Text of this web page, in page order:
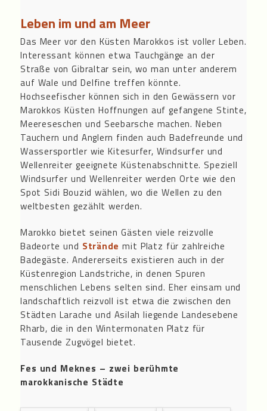
Leben im und am Meer
Das Meer vor den Küsten Marokkos ist voller Leben.
Interessant können etwa Tauchgänge an der
Straße von Gibraltar sein, wo man unter anderem
auf Wale und Delfine treffen könnte.
Hochseefischer können sich in den Gewässern vor
Marokkos Küsten Hoffnungen auf gefangene Stinte,
Meereseschen und Seebarsche machen. Neben
Tauchern und Anglern finden auch Badefreunde und
Wassersportler wie Kitesurfer, Windsurfer und
Wellenreiter geeignete Küstenabschnitte. Speziell
Windsurfer und Wellenreiter werden Orte wie den
Spot Sidi Bouzid wählen, wo die Wellen zu den
weltbesten gezählt werden.
Marokko bietet seinen Gästen viele reizvolle
Badeorte und Strände mit Platz für zahlreiche
Badegäste. Andererseits existieren auch in der
Küstenregion Landstriche, in denen Spuren
menschlichen Lebens selten sind. Eher einsam und
landschaftlich reizvoll ist etwa die zwischen den
Städten Larache und Asilah liegende Landesebene
Rharb, die in den Wintermonaten Platz für
Tausende Zugvögel bietet.
Fes und Meknes – zwei berühmte
marokkanische Städte